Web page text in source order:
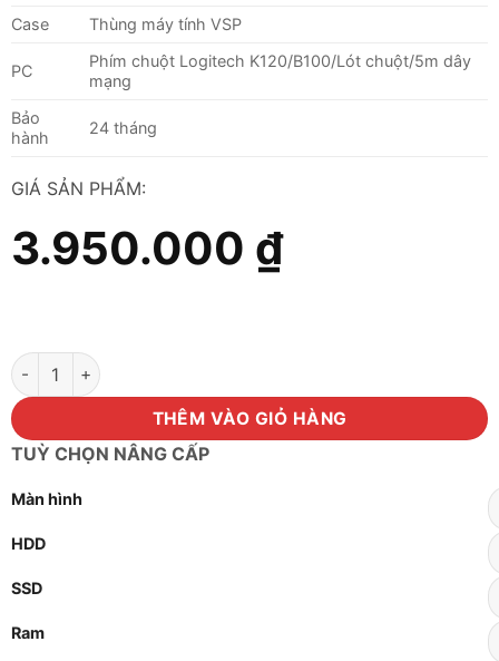
Case
Thùng máy tính VSP
PC
Phím chuột Logitech K120/B100/Lót chuột/5m dây
mạng
Bảo
hành
24 tháng
GIÁ SẢN PHẨM:
3.950.000 ₫
Máy tính i7 4770/ram 8GB/SSD 128GB số lượng
THÊM VÀO GIỎ HÀNG
TUỲ CHỌN NÂNG CẤP
Màn hình
HDD
SSD
Ram